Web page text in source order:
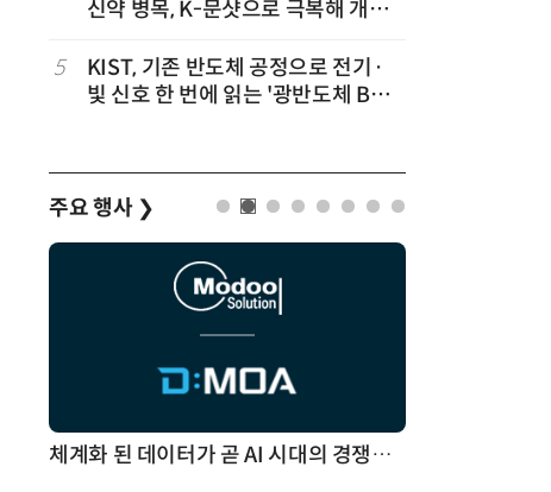
신약 병목, K-문샷으로 극복해 개발
5
KIST, 기존 반도체 공정으로 전기·
빛 신호 한 번에 읽는 '광반도체 BCI
주요 행사 ❯
체계화 된 데이터가 곧 AI 시대의 경쟁력이다